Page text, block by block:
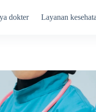
dokter Layanan